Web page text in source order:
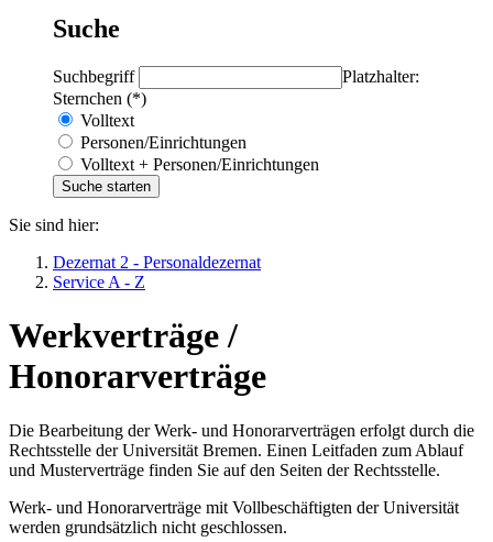
Suche
Suchbegriff
Platzhalter:
Sternchen (*)
Volltext
Personen/Einrichtungen
Volltext + Personen/Einrichtungen
Sie sind hier:
Dezernat 2 - Personaldezernat
Service A - Z
Werkverträge /
Honorarverträge
Die Bearbeitung der Werk- und Honorarverträgen erfolgt durch die
Rechtsstelle der Universität Bremen. Einen Leitfaden zum Ablauf
und Musterverträge finden Sie auf den Seiten der Rechtsstelle.
Werk- und Honorarverträge mit Vollbeschäftigten der Universität
werden grundsätzlich nicht geschlossen.